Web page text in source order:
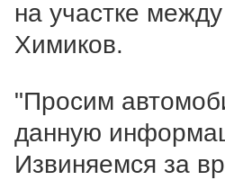
на участке
Химиков.
"Просим
данную
Извиняемся за